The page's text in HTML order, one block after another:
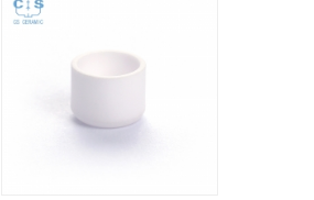
üreticisi. dsc ölçümü için DSC